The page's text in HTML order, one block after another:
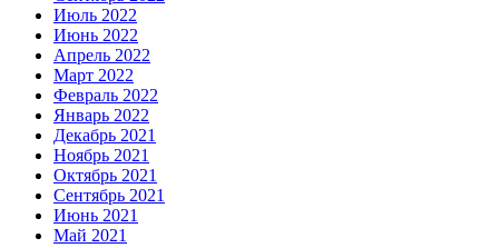
Июль 2022
Июнь 2022
Апрель 2022
Март 2022
Февраль 2022
Январь 2022
Декабрь 2021
Ноябрь 2021
Октябрь 2021
Сентябрь 2021
Июнь 2021
Май 2021